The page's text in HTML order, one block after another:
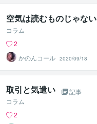
空気は読むものじゃない
コラム
2
かのんコール 2020/09/18
取引と気遣い
記事
コラム
2